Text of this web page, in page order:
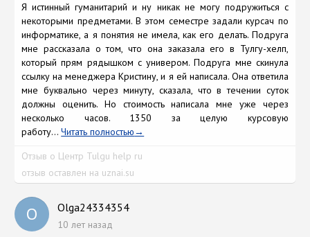
Я истинный гуманитарий и ну никак не могу подружиться с
некоторыми предметами. В этом семестре задали курсач по
информатике, а я понятия не имела, как его делать. Подруга
мне рассказала о том, что она заказала его в Тулгу-хелп,
который прям рядышком с универом. Подруга мне скинула
ссылку на менеджера Кристину, и я ей написала. Она ответила
мне буквально через минуту, сказала, что в течении суток
должны оценить. Но стоимость написала мне уже через
несколько часов. 1350 за целую курсовую
работу...Читать полностью
Отзыв о Центр Tulgu help ru
отзыв оставлен на uznai.su
O Olga24334354
10 лет назад